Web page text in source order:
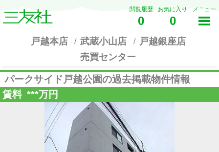
閲覧履歴
0
お気に入り
0
メニュー
戸越本店 武蔵小山店
戸越銀座店
売買センター
パークサイド戸越公園の過去掲載物件情報
賃料 ***万円